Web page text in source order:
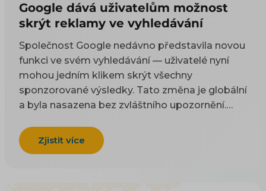
Google dává uživatelům možnost
skrýt reklamy ve vyhledávání
Společnost Google nedávno představila novou
funkci ve svém vyhledávání — uživatelé nyní
mohou jedním klikem skrýt všechny
sponzorované výsledky. Tato změna je globální
a byla nasazena bez zvláštního upozornění.
Zjistit více